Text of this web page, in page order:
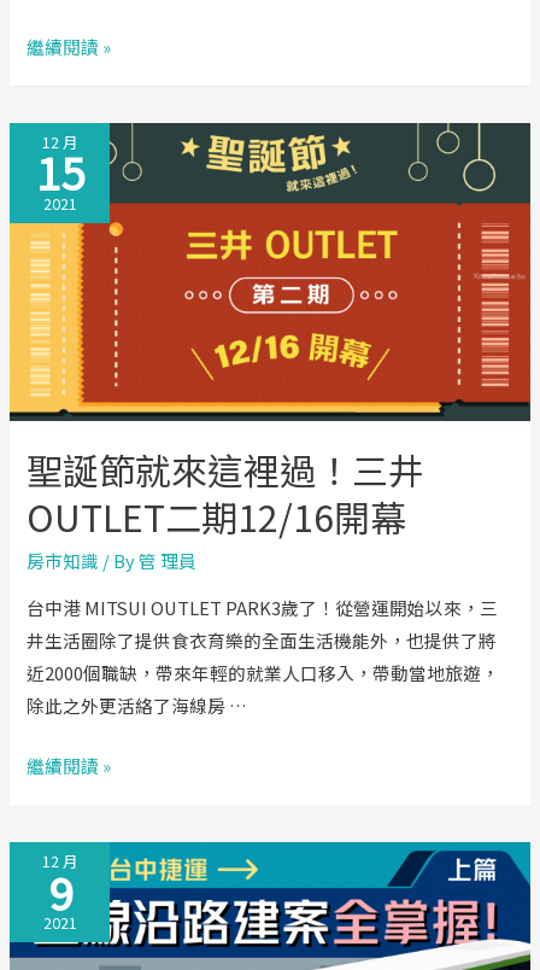
買
用
折
換
70
年，
30
歲
住
100
歲！
繼續閱讀 »
12 月
15
2021
聖誕節就來這裡過！三井
OUTLET二期12/16開幕
房市知識 / By管 理員
台中港 MITSUI OUTLET PARK3歲了！從營運開始以來，三
井生活圈除了提供食衣育樂的全面生活機能外，也提供了將
近2000個職缺，帶來年輕的就業人口移入，帶動當地旅遊，
除此之外更活絡了海線房 …
聖
就
這
裡
繼續閱讀 »
12 月
9
2021